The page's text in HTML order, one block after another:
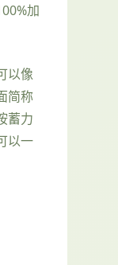
加
以像
简称
蓄力
以一